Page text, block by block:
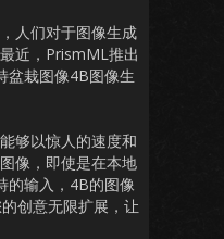
人们对于图像生成
近，PrismML推出
盆栽图像4B图像生
够以惊人的速度和
像，即使是在本地
的输入，4B的图像
创意无限扩展，让